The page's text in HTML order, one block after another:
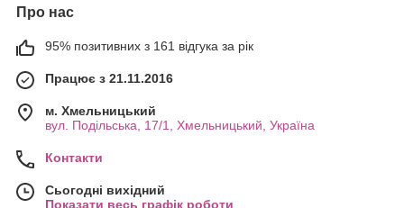
Про нас
95% позитивних з 161 відгука за рік
Працює з 21.11.2016
м. Хмельницький
вул. Подільська, 17/1, Хмельницький, Україна
Контакти
Сьогодні вихідний
Показати весь графік роботи